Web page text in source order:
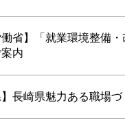
働省】「就業環境整備
内
】長崎県魅力ある職場